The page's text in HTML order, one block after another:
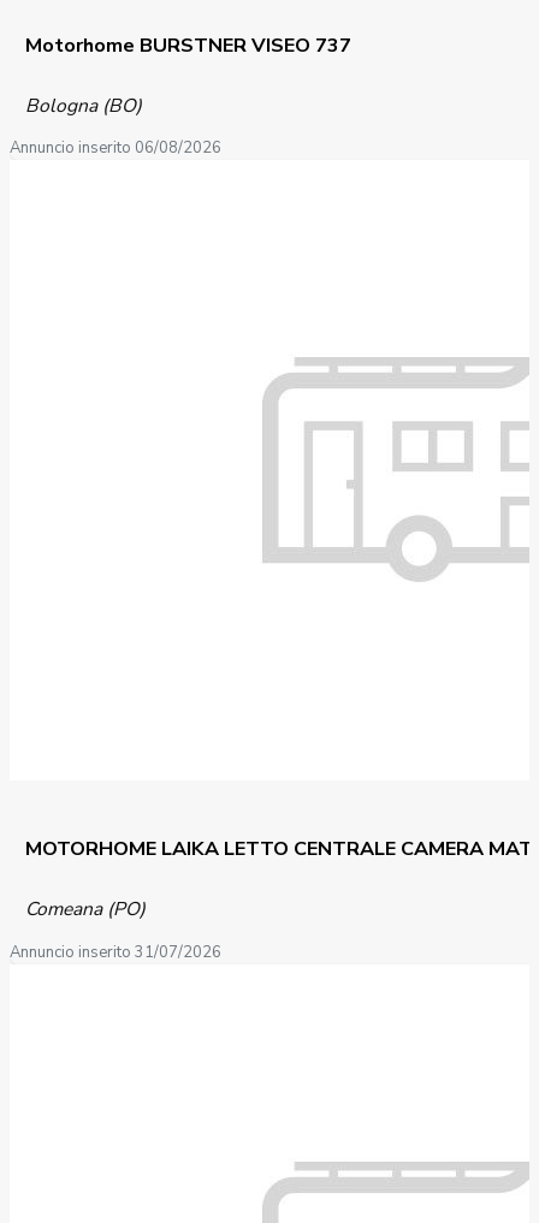
Motorhome BURSTNER VISEO 737
Bologna (BO)
Annuncio inserito 06/08/2026
MOTORHOME LAIKA LETTO CENTRALE CAMERA
Comeana (PO)
Annuncio inserito 31/07/2026